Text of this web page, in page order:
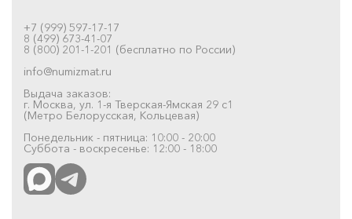
+7 (999) 597-17-17
8 (499) 673-41-07
8 (800) 201-1-201 (бесплатно по России)
info@numizmat.ru
Выдача заказов:
г. Москва, ул. 1-я Тверская-Ямская 29 с1
(Метро Белорусская, Кольцевая)
Понедельник - пятница: 10:00 - 20:00
Суббота - воскресенье: 12:00 - 18:00